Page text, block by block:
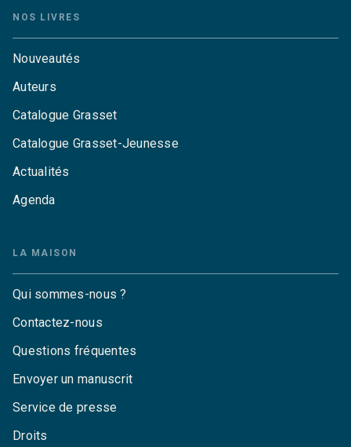
NOS LIVRES
Nouveautés
Auteurs
Catalogue Grasset
Catalogue Grasset-Jeunesse
Actualités
Agenda
LA MAISON
Qui sommes-nous ?
Contactez-nous
Questions fréquentes
Envoyer un manuscrit
Service de presse
Droits